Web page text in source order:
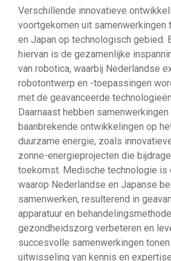
Verschillende innovatieve
voortgekomen uit samenwerkingen
en Japan op technologisch gebied.
hiervan is de gezamenlijke
van robotica, waarbij Nederlandse
robotontwerp en -toepassingen
met de geavanceerde
Daarnaast hebben
baanbrekende ontwikkelingen op
duurzame energie, zoals
zonne-energieprojecten die
toekomst. Medische technologie is
waarop Nederlandse en Japanse
samenwerken, resulterend in
apparatuur en
gezondheidszorg verbeteren en
succesvolle samenwerkingen tonen
uitwisseling van kennis en